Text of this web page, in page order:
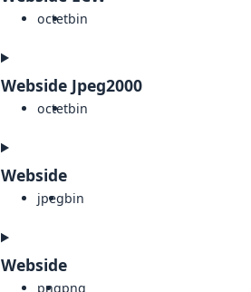
octetbin
Webside Jpeg2000
octetbin
Webside
jpegbin
Webside
pngpng